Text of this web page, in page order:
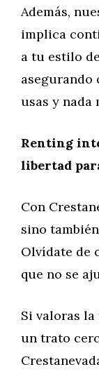
Además,
implica
a tu estilo
asegurando
usas y nada
Renting
libertad
Con
sino
Olvídate de
que no se
Si valoras
un trato